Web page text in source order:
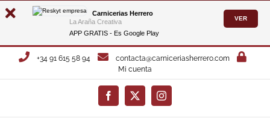
Carnicerias Herrero
La Araña Creativa
APP GRATIS - Es Google Play
VER
Saltar
+34 91 615 58 94
contacta@carniceriasherrero.com
Mi cuenta
Facebook
X Instagram